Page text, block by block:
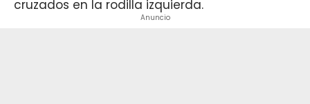
cruzados en la rodilla izquierda.
Anuncio